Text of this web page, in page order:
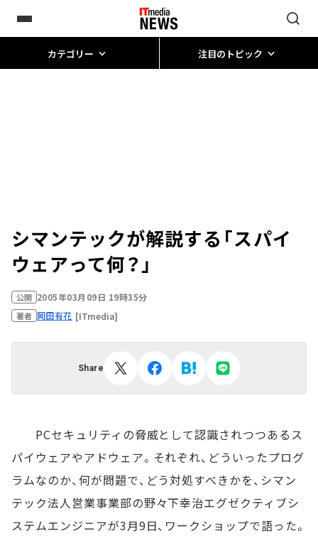
カテゴリー 注目のトピック
シマンテックが解説する「スパイ
ウェアって何？」
公開 2005年03月09日 19時35分
著者 岡田有花 [ITmedia]
Share
PCセキュリティの脅威として認識されつつあるス
パイウェアやアドウェア。それぞれ、どういったプログ
ラムなのか、何が問題で、どう対処すべきかを、シマン
テック法人営業事業部の野々下幸治エグゼクティブシ
ステムエンジニアが3月9日、ワークショップで語った。